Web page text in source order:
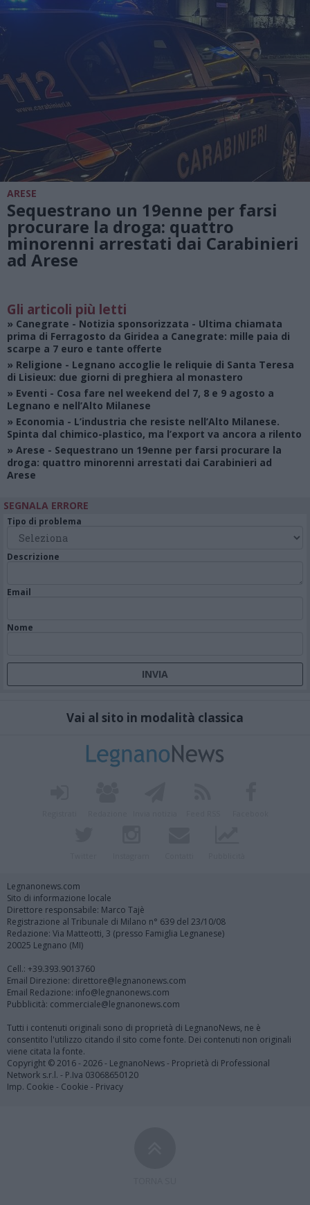
ARESE
Sequestrano un 19enne per farsi
procurare la droga: quattro
minorenni arrestati dai Carabinieri
ad Arese
Gli articoli più letti
» Canegrate - Notizia sponsorizzata - Ultima chiamata
prima di Ferragosto da Giridea a Canegrate: mille paia di
scarpe a 7 euro e tante offerte
» Religione - Legnano accoglie le reliquie di Santa Teresa
di Lisieux: due giorni di preghiera al monastero
» Eventi - Cosa fare nel weekend del 7, 8 e 9 agosto a
Legnano e nell’Alto Milanese
» Economia - L’industria che resiste nell’Alto Milanese.
Spinta dal chimico-plastico, ma l’export va ancora a rilento
» Arese - Sequestrano un 19enne per farsi procurare la
droga: quattro minorenni arrestati dai Carabinieri ad
Arese
SEGNALA ERRORE
Tipo di problema
Descrizione
Email
Nome
Vai al sito in modalità classica
Legnanonews.com
Sito di informazione locale
Direttore responsabile: Marco Tajè
Registrazione al Tribunale di Milano n° 639 del 23/10/08
Redazione: Via Matteotti, 3 (presso Famiglia Legnanese)
20025 Legnano (MI)
Cell.: +39.393.9013760
Email Direzione: direttore@legnanonews.com
Email Redazione: info@legnanonews.com
Pubblicità: commerciale@legnanonews.com
Tutti i contenuti originali sono di proprietà di LegnanoNews, ne è
consentito l'utilizzo citando il sito come fonte. Dei contenuti non originali
viene citata la fonte.
Copyright © 2016 - 2026 - LegnanoNews - Proprietà di Professional
Network s.r.l. - P.Iva 03068650120
Imp. Cookie - Cookie - Privacy